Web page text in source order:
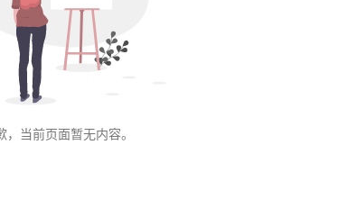
，当前页面暂无内容。